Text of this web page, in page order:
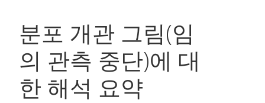
분포 개관 그림(임
의 관측 중단)에 대
한 해석 요약